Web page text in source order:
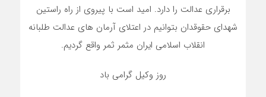
برقراری عدالت را دارد. امید است با پیروی از راه راستین
شهدای حقوقدان بتوانیم در اعتلای آرمان های عدالت طلبانه
انقلاب اسلامی ایران مثمر ثمر واقع گردیم.
روز وکیل گرامی باد